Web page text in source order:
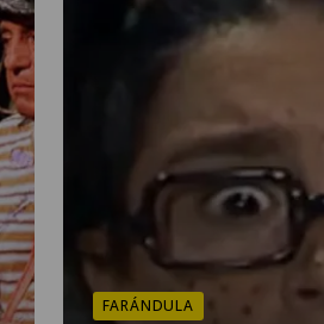
FARÁNDULA